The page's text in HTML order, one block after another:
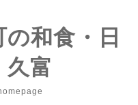
和食・日
久富